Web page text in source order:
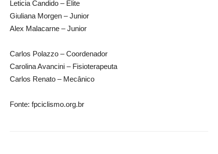
Leticia Candido – Elite
Giuliana Morgen – Junior
Alex Malacarne – Junior
Carlos Polazzo – Coordenador
Carolina Avancini – Fisioterapeuta
Carlos Renato – Mecânico
Fonte: fpciclismo.org.br